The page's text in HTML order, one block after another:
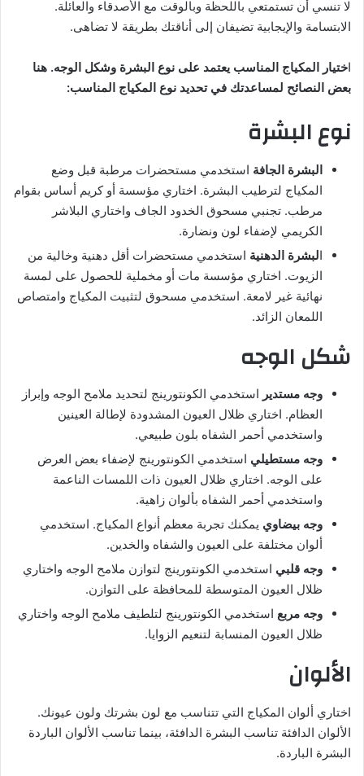
لا تنسي أن تستمتعي باللحظة وبالوقت مع الأصدقاء والعائلة.
الابتسامة والإيجابية تضيفان إلى أناقتك بطريقة لا تضاهى.
اختيار المكياج المناسب يعتمد على نوع البشرة وشكل الوجه. هنا
بعض النصائح لمساعدتك في تحديد نوع المكياج المناسب:
نوع البشرة
البشرة الجافة استخدمي مستحضرات مرطبة قبل وضع
المكياج لترطيب البشرة. اختاري مؤسسة أو كريم أساس بقوام
مرطب. تجنبي مسحوق الخدود الجاف واختاري البلاشر
الكريمي لإضفاء لون ونضارة.
البشرة الدهنية استخدمي مستحضرات أقل دهنية وخالية من
الزيوت. اختاري مؤسسة مات أو مخملية للحصول على لمسة
نهائية غير لامعة. استخدمي مسحوق لتثبيت المكياج وامتصاص
اللمعان الزائد.
شكل الوجه
وجه مستدير استخدمي الكونتورينج لتحديد ملامح الوجه وإبراز
العظام. اختاري ظلال العيون المشدودة لإطالة العينين
واستخدمي أحمر الشفاه بلون طبيعي.
وجه مستطيلي استخدمي الكونتورينج لإضفاء بعض العرض
على الوجه. اختاري ظلال العيون ذات اللمسات الناعمة
واستخدمي أحمر الشفاه بألوان زاهية.
وجه بيضاوي يمكنك تجربة معظم أنواع المكياج. استخدمي
ألوان مختلفة على العيون والشفاه والخدين.
وجه قلبي استخدمي الكونتورينج لتوازن ملامح الوجه واختاري
ظلال العيون المتوسطة للمحافظة على التوازن.
وجه مربع استخدمي الكونتورينج لتلطيف ملامح الوجه واختاري
ظلال العيون المنسابة لتنعيم الزوايا.
الألوان
اختاري ألوان المكياج التي تتناسب مع لون بشرتك ولون عيونك.
الألوان الدافئة تناسب البشرة الدافئة، بينما تناسب الألوان الباردة
البشرة الباردة.